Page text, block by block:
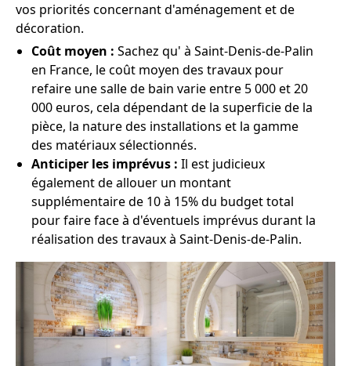
vos priorités concernant d'aménagement et de
décoration.
Coût moyen : Sachez qu' à Saint-Denis-de-Palin
en France, le coût moyen des travaux pour
refaire une salle de bain varie entre 5 000 et 20
000 euros, cela dépendant de la superficie de la
pièce, la nature des installations et la gamme
des matériaux sélectionnés.
Anticiper les imprévus : Il est judicieux
également de allouer un montant
supplémentaire de 10 à 15% du budget total
pour faire face à d'éventuels imprévus durant la
réalisation des travaux à Saint-Denis-de-Palin.